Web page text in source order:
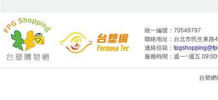
統一編號：70549797
聯絡地址：台北市民生東路
連絡信箱：
服務時間：週一~週五
台塑